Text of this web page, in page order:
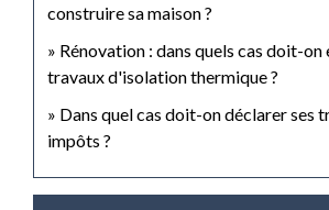
construire sa maison ?
Rénovation : dans quels cas doit-
travaux d'isolation thermique ?
Dans quel cas doit-on déclarer ses
impôts ?